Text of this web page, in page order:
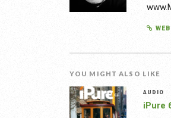
YOU MIGHT ALSO LIKE
AUDIO
iPure